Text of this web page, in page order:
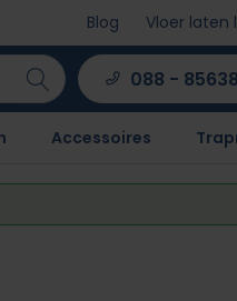
Blog Vloer laten
088 -
Accessoires